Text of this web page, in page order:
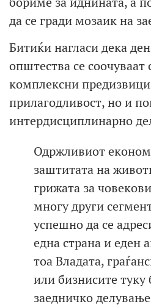
да се гради мозаик на
Битиќи нагласи дека
општества се соочуваат
комплексни
прилагодливост, но и
интердисциплинарно
Одржливиот
заштитата на
грижата за
многу други
успешно да се
една страна и еден
тоа Владата,
или бизнисите туку
заедничко